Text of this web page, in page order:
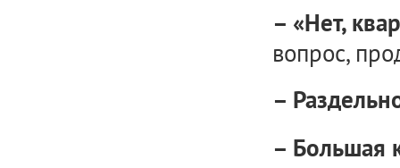
– «Нет,
вопрос,
–
– Большая